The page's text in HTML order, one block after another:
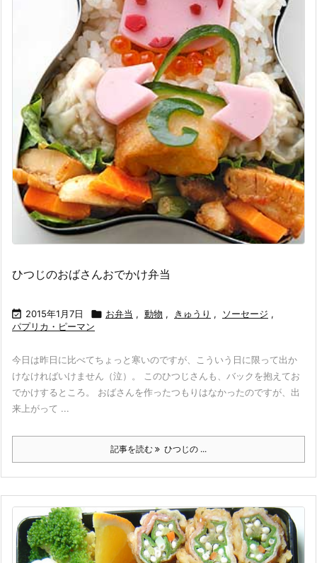
ひつじのおばさんおでかけ弁当
 2015年1月7日  お弁当 , 動物 , きゅうり , ソーセージ ,
パプリカ・ピーマン
今日は昨日に比べてちょっと寒いのですが、こういう日に限って出か
けなければいけません（泣）。 このひつじさんも、バックを抱えてお
でかけするところ。 おばさんを作ったつもりはなかったのですが、出
来上がって ...
記事を読む ひつじの ...